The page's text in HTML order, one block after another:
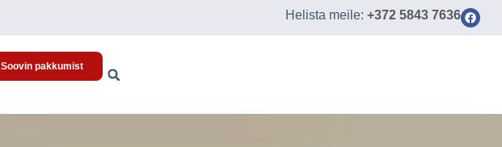
Helista meile: +372 5843 7636
Soovin pakkumist